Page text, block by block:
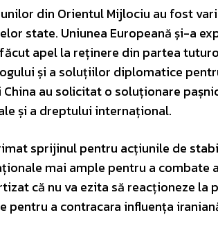
din Orientul Mijlociu au fost
state. Uniunea Europeană și-a
apel la reținere din partea
și a soluțiilor diplomatice
au solicitat o soluționare
și a dreptului internațional.
sprijinul pentru acțiunile de
mai ample pentru a combate
că nu va ezita să reacționeze la
a contracara influența